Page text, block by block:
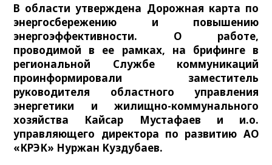
В области утверждена Дорожная карта по
энергосбережению и повышению
энергоэффективности. О работе,
проводимой в ее рамках, на брифинге в
региональной Службе коммуникаций
проинформировали заместитель
руководителя областного управления
энергетики и жилищно-коммунального
хозяйства Кайсар Мустафаев и и.о.
управляющего директора по развитию АО
«КРЭК» Нуржан Куздубаев.